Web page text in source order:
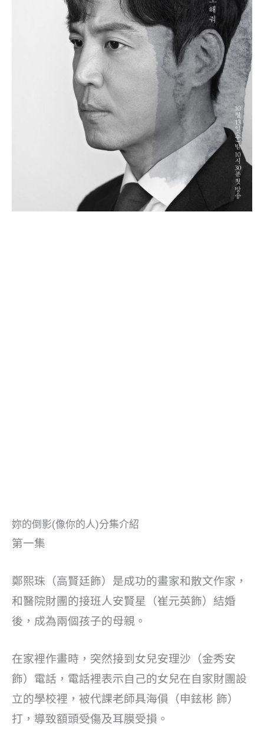
妳的倒影(像你的人)分集介紹
第一集
鄭熙珠（高賢廷飾）是成功的畫家和散文作家，
和醫院財團的接班人安賢星（崔元英飾）結婚
後，成為兩個孩子的母親。
在家裡作畫時，突然接到女兒安理沙（金秀安
飾）電話，電話裡表示自己的女兒在自家財團設
立的學校裡，被代課老師具海傊（申鉉彬 飾）
打，導致額頭受傷及耳膜受損。